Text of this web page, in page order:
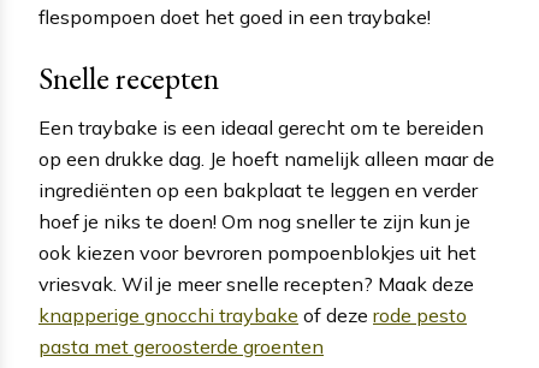
flespompoen doet het goed in een traybake!
Snelle recepten
Een traybake is een ideaal gerecht om te bereiden
op een drukke dag. Je hoeft namelijk alleen maar de
ingrediënten op een bakplaat te leggen en verder
hoef je niks te doen! Om nog sneller te zijn kun je
ook kiezen voor bevroren pompoenblokjes uit het
vriesvak. Wil je meer snelle recepten? Maak deze
knapperige gnocchi traybake of deze rode pesto
pasta met geroosterde groenten